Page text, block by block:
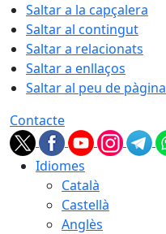
Saltar a la capçalera
Saltar al contingut
Saltar a relacionats
Saltar a enllaços
Saltar al peu de pàgina
Contacte
Idiomes
Català
Castellà
Anglès